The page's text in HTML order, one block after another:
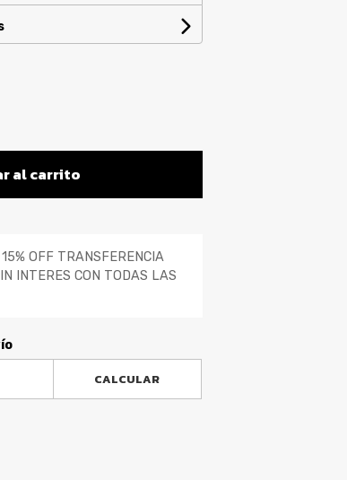
al carrito
OFF TRANSFERENCIA
INTERES CON TODAS LAS
CALCULAR